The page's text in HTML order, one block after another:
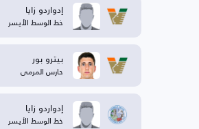
إدواردو زايا
خط الوسط الأيسر
بيترو بور
حارس المرمى
إدواردو زايا
خط الوسط الأيسر